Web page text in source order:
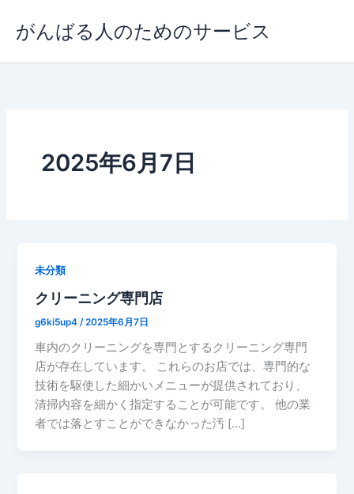
ス
がんばる人のためのサービス
2025年6月7日
未分類
クリーニング専門店
g6ki5up4 /2025年6月7日
車内のクリーニングを専門とするクリーニング専門
店が存在しています。 これらのお店では、専門的な
技術を駆使した細かいメニューが提供されており、
清掃内容を細かく指定することが可能です。 他の業
者では落とすことができなかった汚 […]